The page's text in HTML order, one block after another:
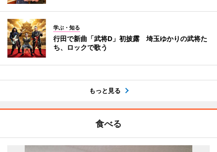
学ぶ・知る
行田で新曲「武将D」初披露 埼玉ゆかりの武将た
ち、ロックで歌う
もっと見る
食べる